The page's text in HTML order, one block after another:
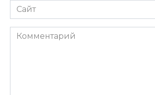
Сайт
Комментарий